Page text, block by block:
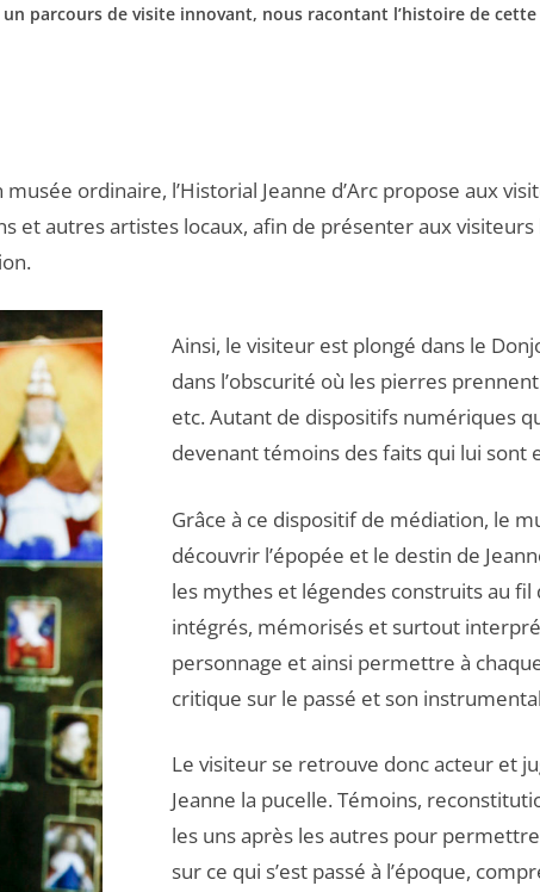
un parcours de visite innovant, nous racontant l’histoire de
musée ordinaire, l’Historial Jeanne d’Arc propose aux
et autres artistes locaux, afin de présenter aux visiteurs
Ainsi, le visiteur est plongé dans le
dans l’obscurité où les pierres
etc. Autant de dispositifs numériques
devenant témoins des faits qui lui sont
Grâce à ce dispositif de médiation, le
découvrir l’épopée et le destin de
les mythes et légendes construits au
intégrés, mémorisés et surtout
personnage et ainsi permettre à
critique sur le passé et son
Le visiteur se retrouve donc acteur et
Jeanne la pucelle. Témoins,
les uns après les autres pour
sur ce qui s’est passé à l’époque,